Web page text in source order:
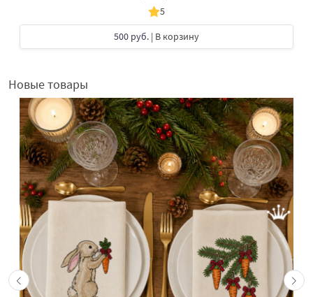
5
500 руб. | В корзину
Новые товары